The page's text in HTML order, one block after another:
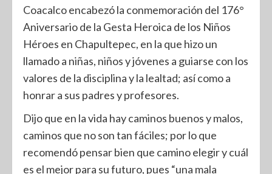
Coacalco encabezó la conmemoración del 176°
Aniversario de la Gesta Heroica de los Niños
Héroes en Chapultepec, en la que hizo un
llamado a niñas, niños y jóvenes a guiarse con los
valores de la disciplina y la lealtad; así como a
honrar a sus padres y profesores.
Dijo que en la vida hay caminos buenos y malos,
caminos que no son tan fáciles; por lo que
recomendó pensar bien que camino elegir y cuál
es el mejor para su futuro, pues “una mala